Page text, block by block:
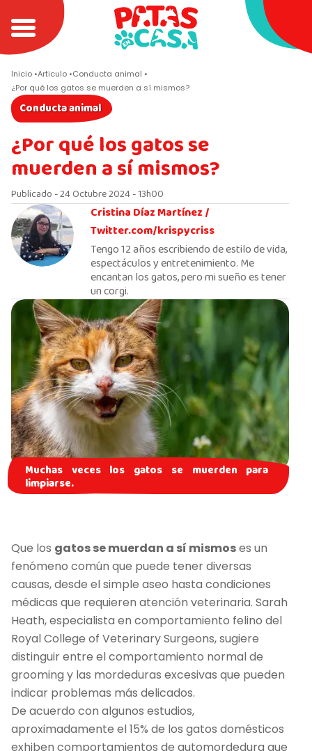
Inicio Articulo Conducta animal
¿Por qué los gatos se muerden a sí mismos?
Conducta animal
¿Por qué los gatos se
muerden a sí mismos?
Publicado - 24 Octubre 2024 - 13h00
Cristina Díaz Martínez /
Twitter.com/krispycriss
Tengo 12 años escribiendo de estilo de vida,
espectáculos y entretenimiento. Me
encantan los gatos, pero mi sueño es tener
un corgi.
Muchas veces los gatos se muerden para
limpiarse.
Que los gatos se muerdan a sí mismoses un
fenómeno común que puede tener diversas
causas, desde el simple aseo hasta condiciones
médicas que requieren atención veterinaria. Sarah
Heath, especialista en comportamiento felino del
Royal College of Veterinary Surgeons, sugiere
distinguir entre el comportamiento normal de
grooming y las mordeduras excesivas que pueden
indicar problemas más delicados.
De acuerdo con algunos estudios,
aproximadamente el 15% de los gatos domésticos
exhiben comportamientos de automordedura que